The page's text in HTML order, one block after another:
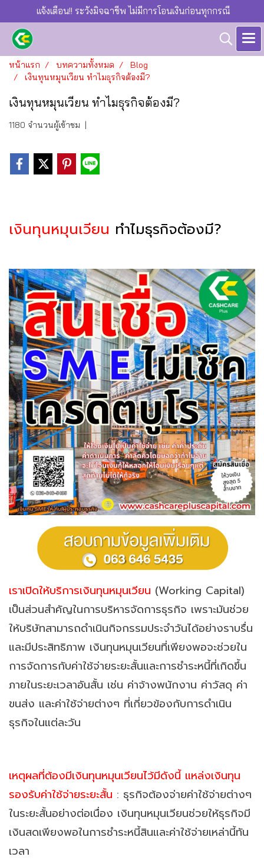
แจ้งเตือน!! ระวังมิจฉาชีพ ไม่มีการโอนเงินก่อนทุกกรณี
หน้าแรก บทความทั้งหมด
Blog
เงินทุนหมุนเวียน ทำไมธุรกิจต้องมี?
เงินทุนหมุนเวียน ทำไมธุรกิจต้องมี?
1180 จำนวนผู้เข้าชม |
เงินทุนหมุนเวียน ทำไมธุรกิจต้องมี?
เราเปิดให้บริการเงินทุนหมุนเวียน (Working Capital)
เป็นส่วนสำคัญในการบริหารจัดการธุรกิจ เพราะมันช่วย
ให้บริษัทสามารถดำเนินกิจกรรมประจำวันได้อย่างราบรื่น
และมีประสิทธิภาพ เงินทุนหมุนเวียนที่เพียงพอจะช่วยใน
การจัดการกับค่าใช้จ่ายระยะสั้นและการชำระหนี้ที่เกิดขึ้น
ภายในระยะเวลาอันสั้น เช่น ค่าจ้างพนักงาน ค่าวัสดุ ค่า
ขนส่ง และค่าใช้จ่ายต่างๆ ที่เกี่ยวข้องกับการดำเนิน
ธุรกิจในแต่ละวัน
เหตุผลที่ต้องมีเงินทุนหมุนเวียนไว้มีดังนี้ แหล่งเงินทุน
รองรับค่าใช้จ่ายระยะสั้น : ธุรกิจต้องจ่ายค่าใช้จ่ายต่างๆ
ในระยะสั้นอย่างต่อเนื่อง เงินทุนหมุนเวียนช่วยให้ธุรกิจมี
เงินสดเพียงพอในการชำระหนี้สินและค่าใช้จ่ายเหล่านี้ทัน
เวลา